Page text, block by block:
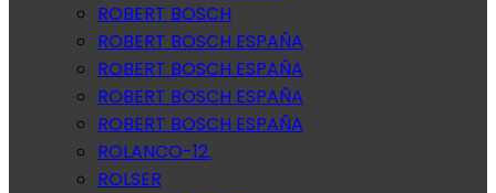
ROBERT BOSCH
ROBERT BOSCH ESPAÑA
ROBERT BOSCH ESPAÑA
ROBERT BOSCH ESPAÑA
ROBERT BOSCH ESPAÑA
ROLANCO-12.
ROLSER